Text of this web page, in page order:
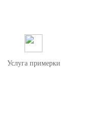
Услуга примерки